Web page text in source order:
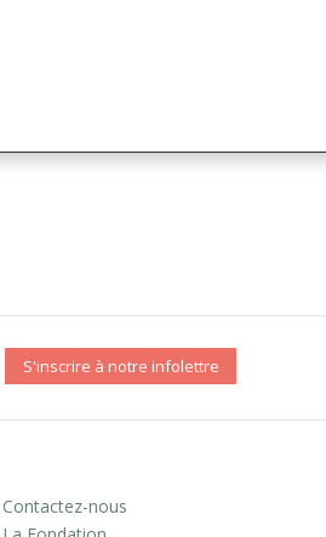
S'inscrire à notre infolettre
Contactez-nous